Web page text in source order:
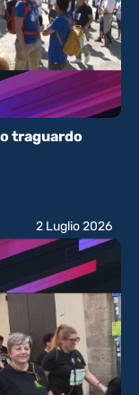
traguardo
2 Luglio 2026